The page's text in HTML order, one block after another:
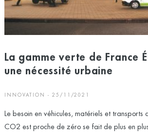
La gamme verte de France
une nécessité urbaine
INNOVATION - 25/11/2021
Le besoin en véhicules, matériels et transports
CO2 est proche de zéro se fait de plus en